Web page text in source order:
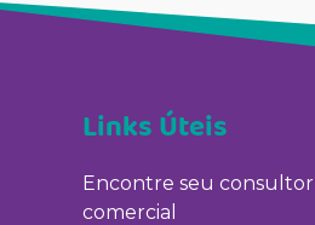
Links Úteis
Encontre seu consultor
comercial